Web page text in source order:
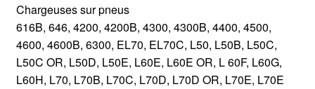
Chargeuses sur pneus
616B, 646, 4200, 4200B, 4300, 4300B, 4400, 4500,
4600, 4600B, 6300, EL70, EL70C, L50, L50B, L50C,
L50C OR, L50D, L50E, L60E, L60E OR, L 60F, L60G,
L60H, L70, L70B, L70C, L70D, L70D OR, L70E, L70E